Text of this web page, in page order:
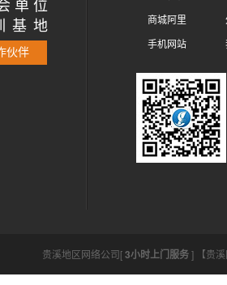
单 位
基 地
伙伴
商城阿里
手机网站
贵溪地区网络公司[3小时上门服务] 【贵